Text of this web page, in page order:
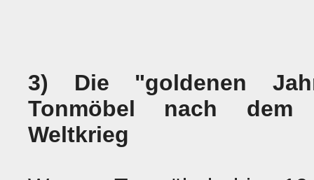
3) Die "goldenen
Tonmöbel nach dem
Weltkrieg